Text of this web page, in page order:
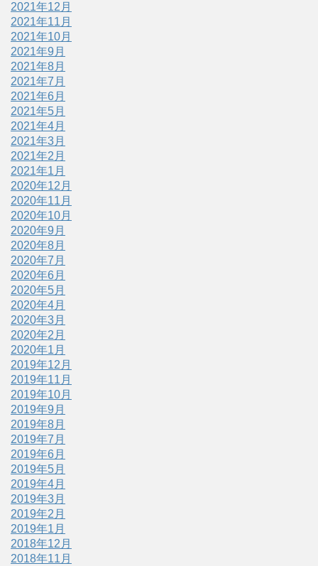
2021年12月
2021年11月
2021年10月
2021年9月
2021年8月
2021年7月
2021年6月
2021年5月
2021年4月
2021年3月
2021年2月
2021年1月
2020年12月
2020年11月
2020年10月
2020年9月
2020年8月
2020年7月
2020年6月
2020年5月
2020年4月
2020年3月
2020年2月
2020年1月
2019年12月
2019年11月
2019年10月
2019年9月
2019年8月
2019年7月
2019年6月
2019年5月
2019年4月
2019年3月
2019年2月
2019年1月
2018年12月
2018年11月